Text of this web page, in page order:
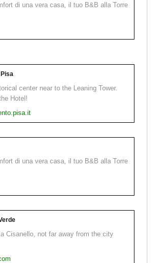
di una vera casa, il tuo B&B alla Torre
center near to the Leaning Tower.
Hotel!
di una vera casa, il tuo B&B alla Torre
Cisanello, not far away from the city